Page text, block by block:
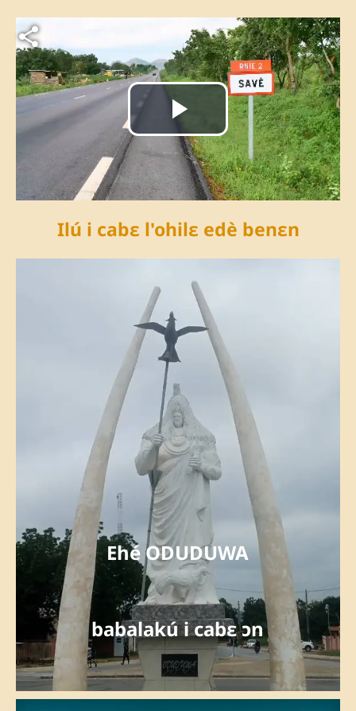
Fichier vidéo
Lire
la
vidéo
Ilú i cabɛ l'ohilɛ edè benɛn
Ehé ODUDUWA
babalakú i cabɛ ɔn